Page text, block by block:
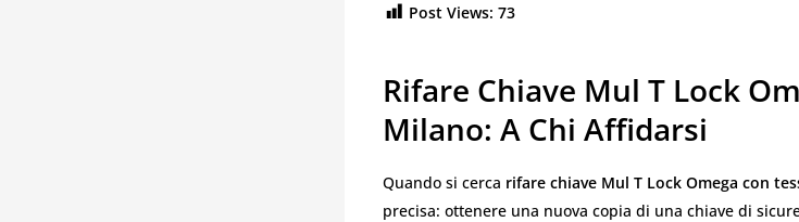
Post Views: 73
Rifare Chiave Mul T Lock
Milano: A Chi Affidarsi
Quando si cerca rifare chiave Mul T Lock Omega con
precisa: ottenere una nuova copia di una chiave di